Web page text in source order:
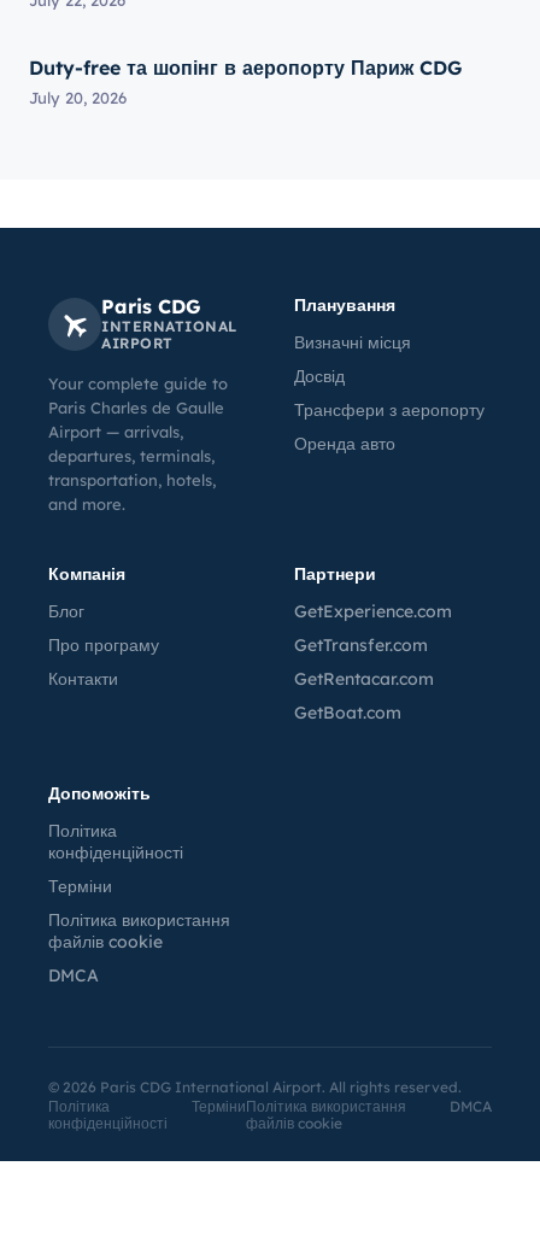
Duty-free та шопінг в аеропорту Париж CDG
July 20, 2026
Paris CDG
INTERNATIONAL
AIRPORT
Your complete guide to
Paris Charles de Gaulle
Airport — arrivals,
departures, terminals,
transportation, hotels,
and more.
Планування
Визначні місця
Досвід
Трансфери з аеропорту
Оренда авто
Компанія
Блог
Про програму
Контакти
Партнери
GetExperience.com
GetTransfer.com
GetRentacar.com
GetBoat.com
Допоможіть
Політика
конфіденційності
Терміни
Політика використання
файлів cookie
DMCA
© 2026 Paris CDG International Airport. All rights reserved.
Політика
конфіденційності
ТерміниПолітика використання
файлів cookie
DMCA